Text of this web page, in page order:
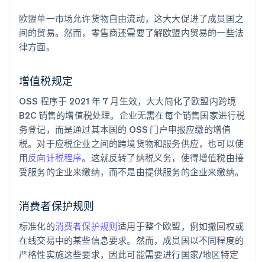
欧盟单一市场允许货物自由流动，这大大促进了成员国之
间的贸易。然而，零售商还需要了解欧盟内贸易的一些法
律方面。
增值税规定
OSS 程序于 2021 年 7 月生效，大大简化了欧盟内跨境
B2C 销售的增值税处理。企业无需在每个销售国家进行税
务登记，而是通过其本国的 OSS 门户申报应缴的增值
税。对于应税企业之间的跨境货物和服务供应，也可以使
用反向计税程序。这就反转了纳税义务，使得增值税由接
受服务的企业来缴纳，而不是由提供服务的企业来缴纳。
消费者保护规则
标准化的消费者保护规则适用于整个欧盟，例如撤回权或
在线交易中的某些信息要求。然而，成员国以不同程度的
严格性实施这些要求，因此可能需要进行国家/地区特定